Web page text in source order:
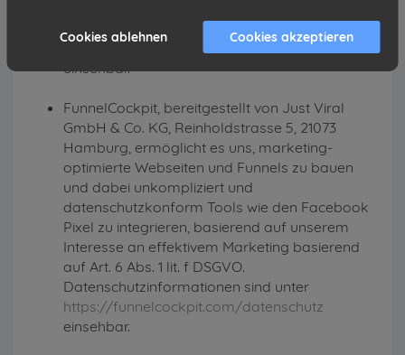
Datenschutzinformationen sind unter
https://admin.typeform.com/to/dwk6gt
einsehbar.
FunnelCockpit, bereitgestellt von Just Viral
GmbH & Co. KG, Reinholdstrasse 5, 21073
Hamburg, ermöglicht es uns, marketing-
optimierte Webseiten und Funnels zu bauen
und dabei unkompliziert und
datenschutzkonform Tools wie den Facebook
Pixel zu integrieren, basierend auf unserem
Interesse an effektivem Marketing basierend
auf Art. 6 Abs. 1 lit. f DSGVO.
Datenschutzinformationen sind unter
https://funnelcockpit.com/datenschutz
einsehbar.
Cookies ablehnen Cookies akzeptieren